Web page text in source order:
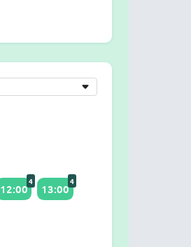
12:00
4
13:00
4